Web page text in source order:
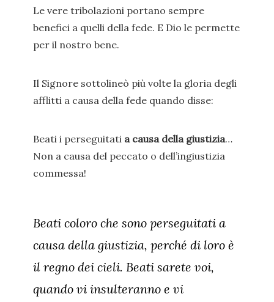
Le vere tribolazioni portano sempre
benefici a quelli della fede. E Dio le permette
per il nostro bene.
Il Signore sottolineò più volte la gloria degli
afflitti a causa della fede quando disse:
Beati i perseguitati a causa della giustizia…
Non a causa del peccato o dell’ingiustizia
commessa!
Beati coloro che sono perseguitati a
causa della giustizia, perché di loro è
il regno dei cieli. Beati sarete voi,
quando vi insulteranno e vi